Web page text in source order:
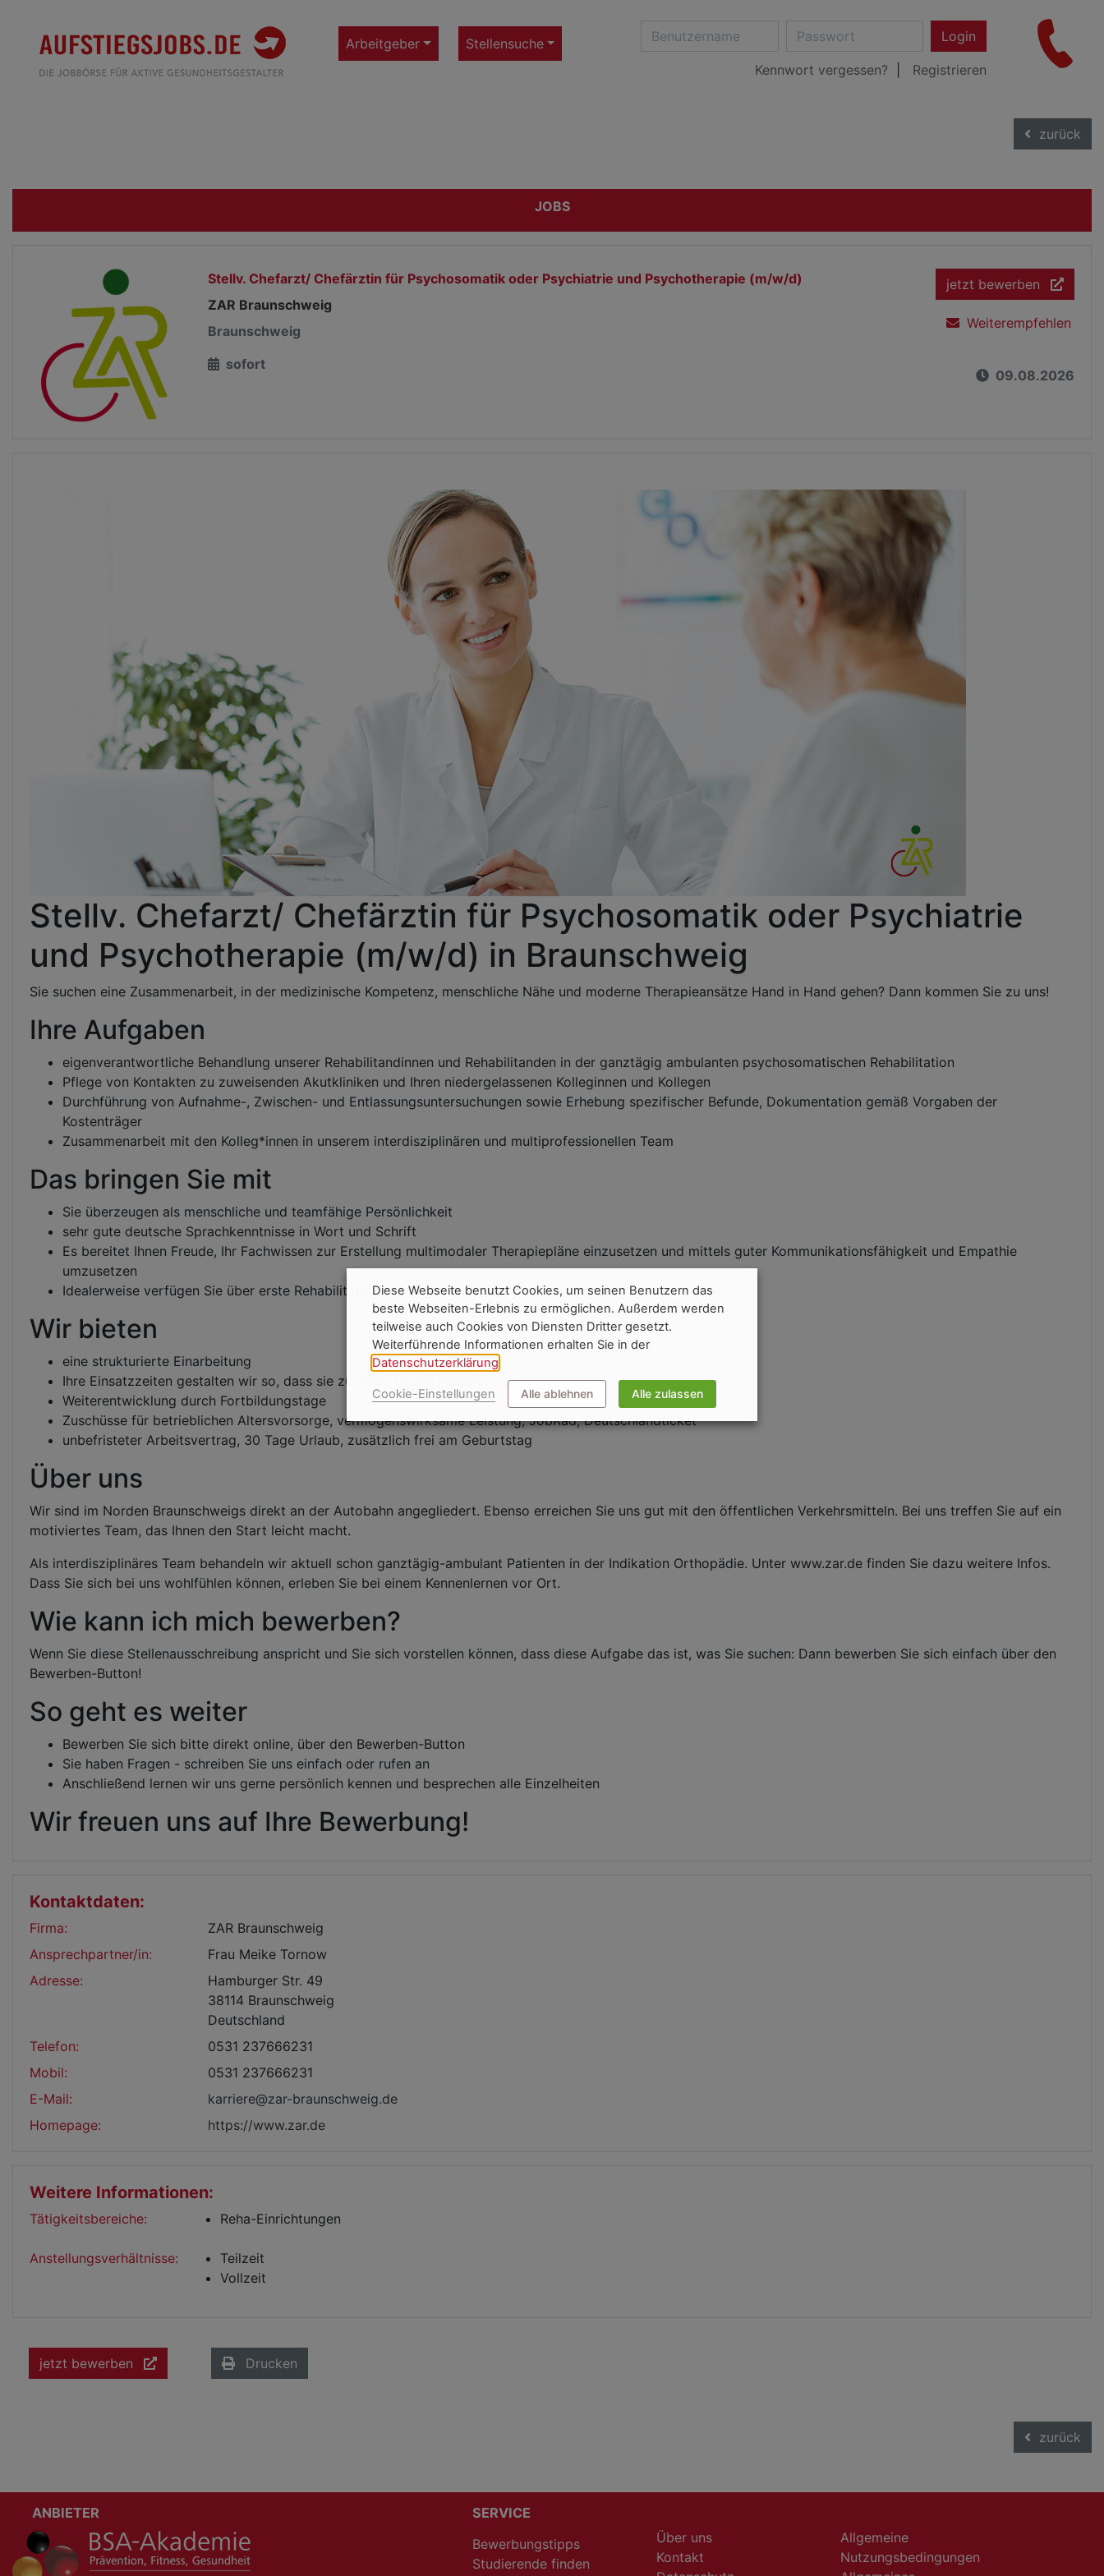
Arbeitgeber Stellensuche Login
Kennwort vergessen? Registrieren
zurück
JOBS
Stellv. Chefarzt/ Chefärztin für Psychosomatik oder Psychiatrie und Psychotherapie (m/w/d)
ZAR Braunschweig
Braunschweig
sofort
jetzt bewerben
Weiterempfehlen
09.08.2026
Stellv. Chefarzt/ Chefärztin für Psychosomatik oder Psychiatrie
und Psychotherapie (m/w/d) in Braunschweig
Sie suchen eine Zusammenarbeit, in der medizinische Kompetenz, menschliche Nähe und moderne Therapieansätze Hand in Hand gehen? Dann kommen Sie zu uns!
Ihre Aufgaben
eigenverantwortliche Behandlung unserer Rehabilitandinnen und Rehabilitanden in der ganztägig ambulanten psychosomatischen Rehabilitation
Pflege von Kontakten zu zuweisenden Akutkliniken und Ihren niedergelassenen Kolleginnen und Kollegen
Durchführung von Aufnahme-, Zwischen- und Entlassungsuntersuchungen sowie Erhebung spezifischer Befunde, Dokumentation gemäß Vorgaben der
Kostenträger
Zusammenarbeit mit den Kolleg*innen in unserem interdisziplinären und multiprofessionellen Team
Das bringen Sie mit
Sie überzeugen als menschliche und teamfähige Persönlichkeit
sehr gute deutsche Sprachkenntnisse in Wort und Schrift
Es bereitet Ihnen Freude, Ihr Fachwissen zur Erstellung multimodaler Therapiepläne einzusetzen und mittels guter Kommunikationsfähigkeit und Empathie
umzusetzen
Idealerweise verfügen Sie über erste Rehabilitationserfahrung und sozialmedizinische Kenntnisse
Wir bieten
eine strukturierte Einarbeitung
Ihre Einsatzzeiten gestalten wir so, dass sie zu Ihrem Leben passen!
Weiterentwicklung durch Fortbildungstage
Zuschüsse für betrieblichen Altersvorsorge, vermögenswirksame Leistung, JobRad, Deutschlandticket
unbefristeter Arbeitsvertrag, 30 Tage Urlaub, zusätzlich frei am Geburtstag
Über uns
Wir sind im Norden Braunschweigs direkt an der Autobahn angegliedert. Ebenso erreichen Sie uns gut mit den öffentlichen Verkehrsmitteln. Bei uns treffen Sie auf ein
motiviertes Team, das Ihnen den Start leicht macht.
Als interdisziplinäres Team behandeln wir aktuell schon ganztägig-ambulant Patienten in der Indikation Orthopädie. Unter www.zar.de finden Sie dazu weitere Infos.
Dass Sie sich bei uns wohlfühlen können, erleben Sie bei einem Kennenlernen vor Ort.
Wie kann ich mich bewerben?
Wenn Sie diese Stellenausschreibung anspricht und Sie sich vorstellen können, dass diese Aufgabe das ist, was Sie suchen: Dann bewerben Sie sich einfach über den
Bewerben-Button!
So geht es weiter
Bewerben Sie sich bitte direkt online, über den Bewerben-Button
Sie haben Fragen - schreiben Sie uns einfach oder rufen an
Anschließend lernen wir uns gerne persönlich kennen und besprechen alle Einzelheiten
Wir freuen uns auf Ihre Bewerbung!
Kontaktdaten:
Firma:
ZAR Braunschweig
Ansprechpartner/in:
Frau Meike Tornow
Adresse:
Hamburger Str. 49
38114 Braunschweig
Deutschland
Telefon:
0531 237666231
Mobil:
0531 237666231
E-Mail:
karriere@zar-braunschweig.de
Homepage:
https://www.zar.de
Weitere Informationen:
Tätigkeitsbereiche: Reha-Einrichtungen
Anstellungsverhältnisse:
Teilzeit
Vollzeit
jetzt bewerben Drucken
zurück
ANBIETER
SERVICE
Bewerbungstipps
Studierende finden
Über uns
Kontakt
Allgemeine
Nutzungsbedingungen
Diese Webseite benutzt Cookies, um seinen Benutzern das
beste Webseiten-Erlebnis zu ermöglichen. Außerdem werden
teilweise auch Cookies von Diensten Dritter gesetzt.
Weiterführende Informationen erhalten Sie in der
Datenschutzerklärung
Cookie-Einstellungen Alle ablehnen Alle zulassen